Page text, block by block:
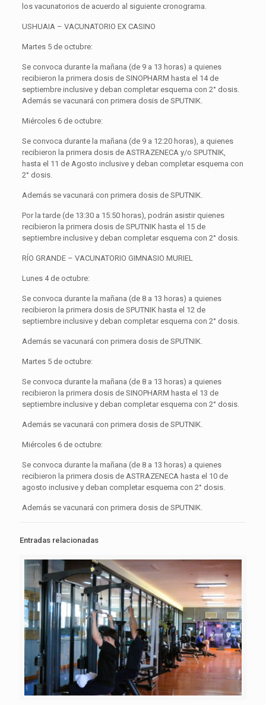
los vacunatorios de acuerdo al siguiente cronograma.
USHUAIA – VACUNATORIO EX CASINO
Martes 5 de octubre:
Se convoca durante la mañana (de 9 a 13 horas) a quienes
recibieron la primera dosis de SINOPHARM hasta el 14 de
septiembre inclusive y deban completar esquema con 2° dosis.
Además se vacunará con primera dosis de SPUTNIK.
Miércoles 6 de octubre:
Se convoca durante la mañana (de 9 a 12:20 horas), a quienes
recibieron la primera dosis de ASTRAZENECA y/o SPUTNIK,
hasta el 11 de Agosto inclusive y deban completar esquema con
2° dosis.
Además se vacunará con primera dosis de SPUTNIK.
Por la tarde (de 13:30 a 15:50 horas), podrán asistir quienes
recibieron la primera dosis de SPUTNIK hasta el 15 de
septiembre inclusive y deban completar esquema con 2° dosis.
RÍO GRANDE – VACUNATORIO GIMNASIO MURIEL
Lunes 4 de octubre:
Se convoca durante la mañana (de 8 a 13 horas) a quienes
recibieron la primera dosis de SPUTNIK hasta el 12 de
septiembre inclusive y deban completar esquema con 2° dosis.
Además se vacunará con primera dosis de SPUTNIK.
Martes 5 de octubre:
Se convoca durante la mañana (de 8 a 13 horas) a quienes
recibieron la primera dosis de SINOPHARM hasta el 13 de
septiembre inclusive y deban completar esquema con 2° dosis.
Además se vacunará con primera dosis de SPUTNIK.
Miércoles 6 de octubre:
Se convoca durante la mañana (de 8 a 13 horas) a quienes
recibieron la primera dosis de ASTRAZENECA hasta el 10 de
agosto inclusive y deban completar esquema con 2° dosis.
Además se vacunará con primera dosis de SPUTNIK.
Entradas relacionadas